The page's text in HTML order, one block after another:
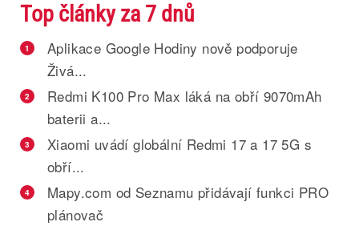
Top články za 7 dnů
1
Aplikace Google Hodiny nově podporuje
Živá...
2
Redmi K100 Pro Max láká na obří 9070mAh
baterii a...
3
Xiaomi uvádí globální Redmi 17 a 17 5G s
obří...
4
Mapy.com od Seznamu přidávají funkci PRO
plánovač